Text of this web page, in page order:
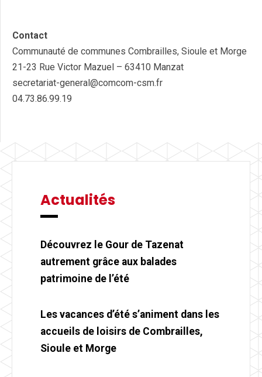
Contact
Communauté de communes Combrailles, Sioule et Morge
21-23 Rue Victor Mazuel – 63410 Manzat
secretariat-general@comcom-csm.fr
04.73.86.99.19
Actualités
Découvrez le Gour de Tazenat
autrement grâce aux balades
patrimoine de l’été
Les vacances d’été s’animent dans les
accueils de loisirs de Combrailles,
Sioule et Morge